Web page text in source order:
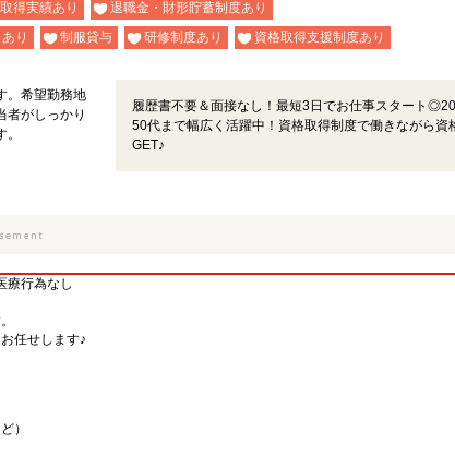
得実績あり
退職金・財形貯蓄制度あり
り
制服貸与 研修制度あり 資格取得支援制度あり
。希望勤務地
者がしっかり
履歴書不要＆面接なし！最短3日でお仕事スタート
50代まで幅広く活躍中！資格取得制度で働きながら資
GET♪
療行為なし
任せします♪
）